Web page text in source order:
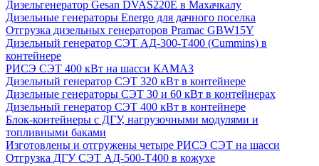
Дизельгенератор Gesan DVAS220E в Махачкалу
Дизельные генераторы Energo для дачного поселка
Отгрузка дизельных генераторов Pramac GВW15Y
Дизельный генератор СЭТ АД-300-Т400 (Cummins) в
контейнере
РИСЭ СЭТ 400 кВт на шасси КАМАЗ
Дизельный генератор СЭТ 320 кВт в контейнере
Дизельные генераторы СЭТ 30 и 60 кВт в контейнерах
Дизельный генератор СЭТ 400 кВт в контейнере
Блок-контейнеры с ДГУ, нагрузочными модулями и
топливными баками
Изготовлены и отгружены четыре РИСЭ СЭТ на шасси
Отгрузка ДГУ СЭТ АД-500-Т400 в кожухе